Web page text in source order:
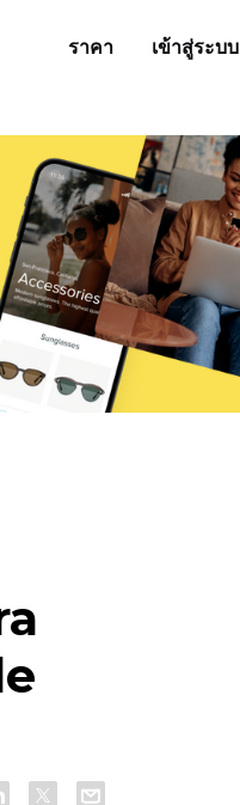
ราคา เข้าสู่ระบบ